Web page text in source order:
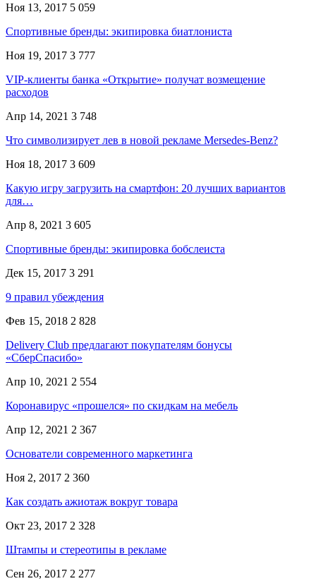
Ноя 13, 2017 5 059
Спортивные бренды: экипировка биатлониста
Ноя 19, 2017 3 777
VIP-клиенты банка «Открытие» получат возмещение
расходов
Апр 14, 2021 3 748
Что символизирует лев в новой рекламе Mersedes-Benz?
Ноя 18, 2017 3 609
Какую игру загрузить на смартфон: 20 лучших вариантов
для…
Апр 8, 2021 3 605
Спортивные бренды: экипировка бобслеиста
Дек 15, 2017 3 291
9 правил убеждения
Фев 15, 2018 2 828
Delivery Club предлагают покупателям бонусы
«СберСпасибо»
Апр 10, 2021 2 554
Коронавирус «прошелся» по скидкам на мебель
Апр 12, 2021 2 367
Основатели современного маркетинга
Ноя 2, 2017 2 360
Как создать ажиотаж вокруг товара
Окт 23, 2017 2 328
Штампы и стереотипы в рекламе
Сен 26, 2017 2 277